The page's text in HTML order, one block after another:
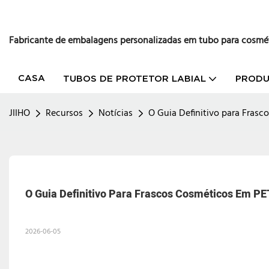
Fabricante de embalagens personalizadas em tubo para
CASA TUBOS DE PROTETOR LABIAL
JIIHO Recursos Notícias O Guia Definitivo para
O Guia Definitivo Para Frascos Cosméticos Em
2026-06-05